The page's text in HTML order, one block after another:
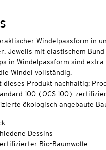
Windelpassform in
Jeweils mit elastischem
in Windelpassform sind
Windel vollständig.
dieses Produkt nachhaltig:
100 (OCS 100)
ökologisch angebaute
Dessins
Bio-Baumwolle